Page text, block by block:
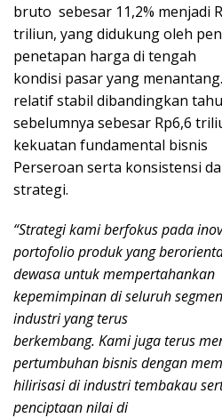
bruto sebesar 11,2% menjadi
triliun, yang didukung oleh
penetapan harga di tengah
kondisi pasar yang
relatif stabil dibandingkan
sebelumnya sebesar Rp6,6
kekuatan fundamental bisnis
Perseroan serta konsistensi
strategi.
“Strategi kami berfokus pada
portofolio produk yang
dewasa untuk mempertahankan
kepemimpinan di seluruh
industri yang terus
berkembang. Kami juga terus
pertumbuhan bisnis dengan
hilirisasi di industri tembakau
penciptaan nilai di